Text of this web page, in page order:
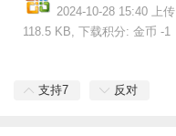
2024-10-28 15:40 上传
118.5 KB, 下载积分: 金币 -1
支持7 反对